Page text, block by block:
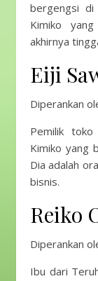
bergengsi di
Kimiko
akhirnya
Eiji
Diperankan
Pemilik
Kimiko yang
Dia adalah
bisnis.
Reiko
Diperankan
Ibu dari